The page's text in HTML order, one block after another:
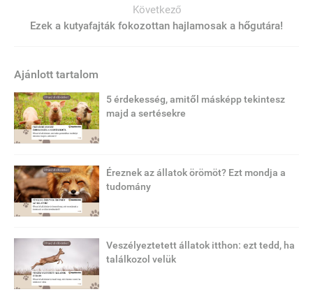
Következő
Ezek a kutyafajták fokozottan hajlamosak a hőgutára!
Ajánlott tartalom
5 érdekesség, amitől másképp tekintesz
majd a sertésekre
Éreznek az állatok örömöt? Ezt mondja a
tudomány
Veszélyeztetett állatok itthon: ezt tedd, ha
találkozol velük